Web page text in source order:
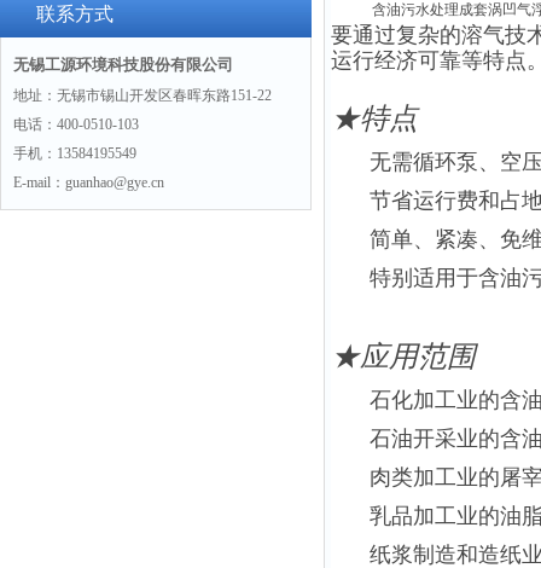
联系方式
无锡工源环境科技股份有限公司
地址：无锡市锡山开发区春晖东路151-22
电话：400-0510-103
手机：13584195549
E-mail：guanhao@gye.cn
含油污水处理成套涡凹气
要通过复杂的溶气技
运行经济可靠等特点
★特点
无需循环泵、空
节省运行费和占
简单、紧凑、免
特别适用于含油
★应用范围
石化加工业的含
石油开采业的含
肉类加工业的屠
乳品加工业的油
纸浆制造和造纸